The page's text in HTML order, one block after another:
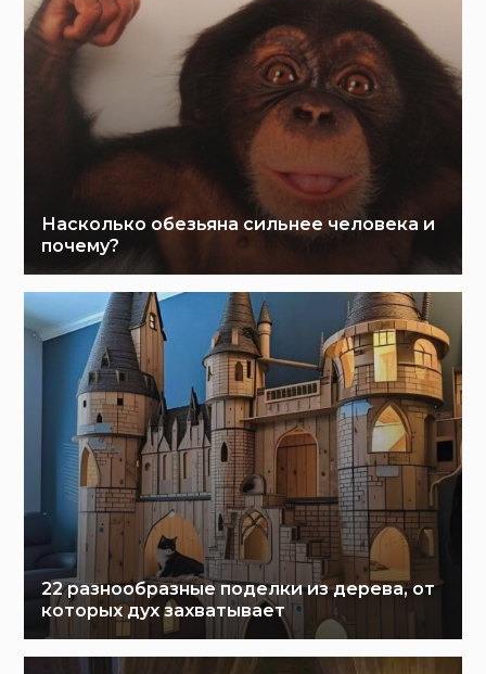
Насколько обезьяна сильнее человека и
почему?
22 разнообразные поделки из дерева, от
которых дух захватывает